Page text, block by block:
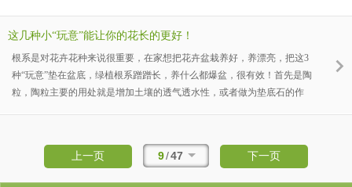
这几种小“玩意”能让你的花长的更好！
根系是对花卉花种来说很重要，在家想把花卉盆栽养好，养漂亮，把这3
种“玩意”垫在盆底，绿植根系蹭蹭长，养什么都爆盆，很有效！首先是陶
粒，陶粒主要的用处就是增加土壤的透气透水性，或者做为垫底石的作
的碎砖块，石子什么的。花卉陶粒又称全营养陶粒，是一种新研制的栽培
基质，是以粘土为主要原料，参加植物生长所需的14种元素化合物，先加
上一页 9/47 下一页